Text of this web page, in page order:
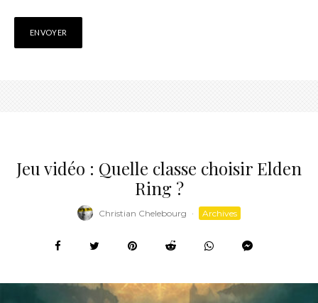
Jeu vidéo : Quelle classe choisir Elden
Ring ?
Christian Chelebourg · Archives